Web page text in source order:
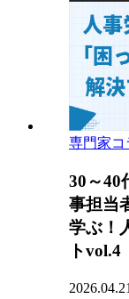
専門家コ
30～40
事担当
学ぶ！
トvol.4